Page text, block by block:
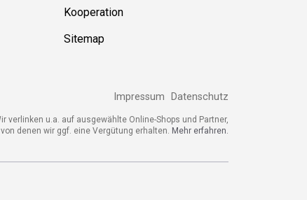
Kooperation
Sitemap
Impressum Datenschutz
verlinken u.a. auf ausgewählte Online-Shops und Partner,
von denen wir ggf. eine Vergütung erhalten. Mehr erfahren.